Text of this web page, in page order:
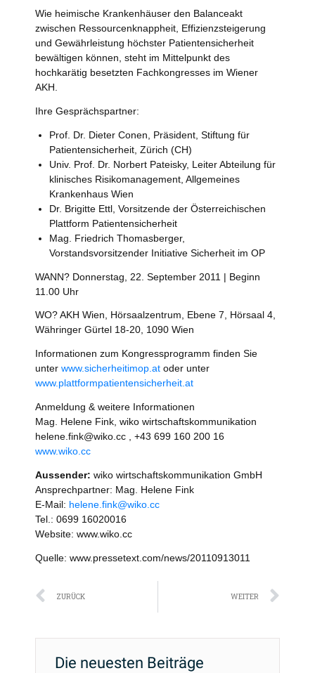
Wie heimische Krankenhäuser den Balanceakt
zwischen Ressourcenknappheit, Effizienzsteigerung
und Gewährleistung höchster Patientensicherheit
bewältigen können, steht im Mittelpunkt des
hochkarätig besetzten Fachkongresses im Wiener
AKH.
Ihre Gesprächspartner:
Prof. Dr. Dieter Conen, Präsident, Stiftung für
Patientensicherheit, Zürich (CH)
Univ. Prof. Dr. Norbert Pateisky, Leiter Abteilung für
klinisches Risikomanagement, Allgemeines
Krankenhaus Wien
Dr. Brigitte Ettl, Vorsitzende der Österreichischen
Plattform Patientensicherheit
Mag. Friedrich Thomasberger,
Vorstandsvorsitzender Initiative Sicherheit im OP
WANN? Donnerstag, 22. September 2011 | Beginn
11.00 Uhr
WO? AKH Wien, Hörsaalzentrum, Ebene 7, Hörsaal 4,
Währinger Gürtel 18-20, 1090 Wien
Informationen zum Kongressprogramm finden Sie
unter www.sicherheitimop.at oder unter
www.plattformpatientensicherheit.at
Anmeldung & weitere Informationen
Mag. Helene Fink, wiko wirtschaftskommunikation
helene.fink@wiko.cc , +43 699 160 200 16
www.wiko.cc
Aussender: wiko wirtschaftskommunikation GmbH
Ansprechpartner: Mag. Helene Fink
E-Mail: helene.fink@wiko.cc
Tel.: 0699 16020016
Website: www.wiko.cc
Quelle: www.pressetext.com/news/20110913011
Zurück
ZURÜCK WEITER
Die neuesten Beiträge